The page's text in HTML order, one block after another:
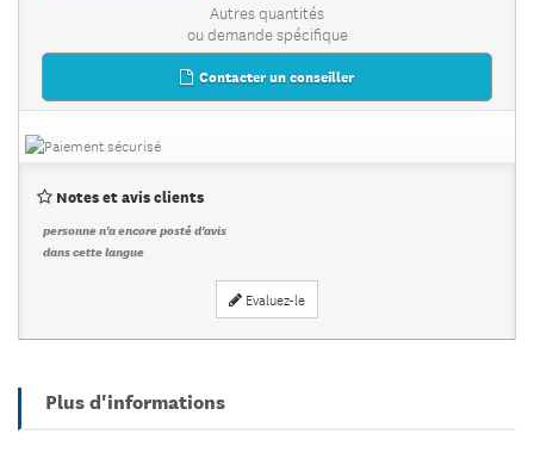
Autres quantités
ou demande spécifique
Contacter un conseiller
Notes et avis clients
personne n'a encore posté d'avis
dans cette langue
Evaluez-le
Plus d'informations